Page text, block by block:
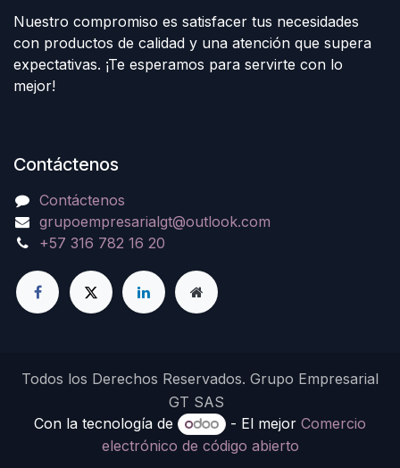
Nuestro compromiso es satisfacer tus necesidades
con productos de calidad y una atención que supera
expectativas. ¡Te esperamos para servirte con lo
mejor!
Contáctenos
Contáctenos
grupoempresarialgt@outlook.com
+57 316 782 16 20
Todos los Derechos Reservados. Grupo Empresarial
GT SAS
Con la tecnología de
- El mejorComercio
electrónico de código abierto